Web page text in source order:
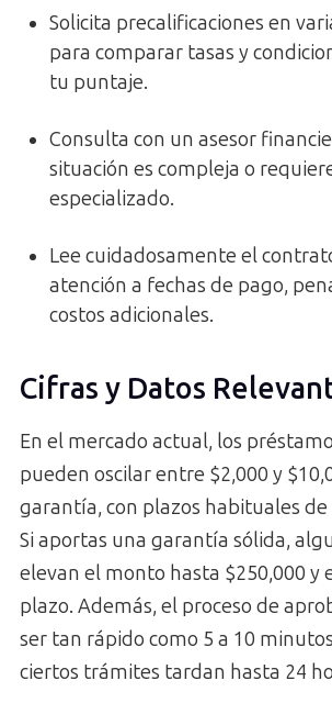
Solicita precalificaciones en
para comparar tasas y
tu puntaje.
Consulta con un asesor
situación es compleja o
especializado.
Lee cuidadosamente el
atención a fechas de pago,
costos adicionales.
Cifras y Datos
En el mercado actual, los
pueden oscilar entre $2,000 y
garantía, con plazos habituales de
Si aportas una garantía sólida,
elevan el monto hasta $250,000 y
plazo. Además, el proceso de
ser tan rápido como 5 a 10
ciertos trámites tardan hasta 24